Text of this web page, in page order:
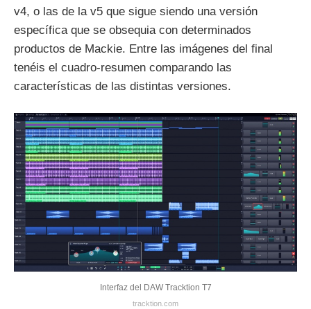
v4, o las de la v5 que sigue siendo una versión
específica que se obsequia con determinados
productos de Mackie. Entre las imágenes del final
tenéis el cuadro-resumen comparando las
características de las distintas versiones.
Interfaz del DAW Tracktion T7
tracktion.com